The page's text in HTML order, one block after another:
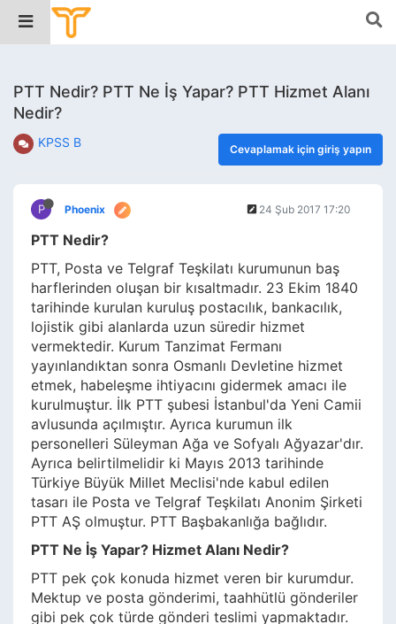
PTT Nedir? PTT Ne İş Yapar? PTT Hizmet Alanı
Nedir?
KPSS B Cevaplamak için giriş yapın
P Phoenix 24 Şub 2017 17:20
PTT Nedir?
PTT, Posta ve Telgraf Teşkilatı kurumunun baş
harflerinden oluşan bir kısaltmadır. 23 Ekim 1840
tarihinde kurulan kuruluş postacılık, bankacılık,
lojistik gibi alanlarda uzun süredir hizmet
vermektedir. Kurum Tanzimat Fermanı
yayınlandıktan sonra Osmanlı Devletine hizmet
etmek, habeleşme ihtiyacını gidermek amacı ile
kurulmuştur. İlk PTT şubesi İstanbul'da Yeni Camii
avlusunda açılmıştır. Ayrıca kurumun ilk
personelleri Süleyman Ağa ve Sofyalı Ağyazar'dır.
Ayrıca belirtilmelidir ki Mayıs 2013 tarihinde
Türkiye Büyük Millet Meclisi'nde kabul edilen
tasarı ile Posta ve Telgraf Teşkilatı Anonim Şirketi
PTT AŞ olmuştur. PTT Başbakanlığa bağlıdır.
PTT Ne İş Yapar? Hizmet Alanı Nedir?
PTT pek çok konuda hizmet veren bir kurumdur.
Mektup ve posta gönderimi, taahhütlü gönderiler
gibi pek çok türde gönderi teslimi yapmaktadır.